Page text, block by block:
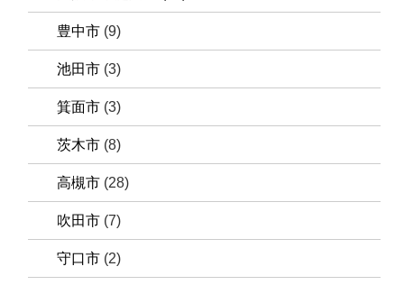
豊中市 (9)
池田市 (3)
箕面市 (3)
茨木市 (8)
高槻市 (28)
吹田市 (7)
守口市 (2)